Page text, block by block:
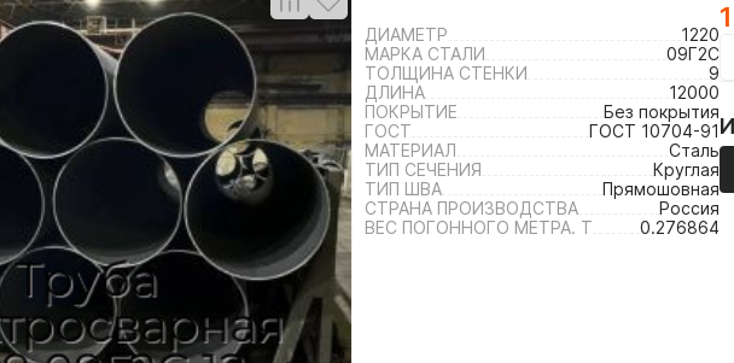
ДИАМЕТР
1220
МАРКА СТАЛИ
09Г2С
ТОЛЩИНА СТЕНКИ
9
ДЛИНА
12000
ПОКРЫТИЕ
Без покрытия
ГОСТ
ГОСТ 10704-91
МАТЕРИАЛ
Сталь
ТИП СЕЧЕНИЯ
Круглая
ТИП ШВА
Прямошовная
СТРАНА ПРОИЗВОДСТВА
Россия
ВЕС ПОГОННОГО МЕТРА. Т
0.276864